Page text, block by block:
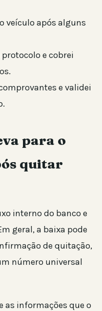
veículo após alguns
e cobrei
e validei
para o
quitar
interno do banco e
geral, a baixa pode
de quitação,
número universal
as informações que o